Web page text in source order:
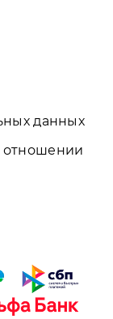
данных
отношении